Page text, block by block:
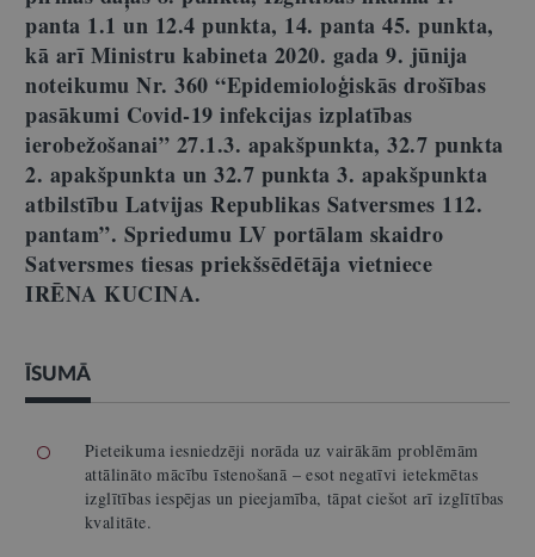
panta 1.1 un 12.4 punkta, 14. panta 45. punkta,
kā arī Ministru kabineta 2020. gada 9. jūnija
noteikumu Nr. 360 “Epidemioloģiskās drošības
pasākumi Covid-19 infekcijas izplatības
ierobežošanai” 27.1.3. apakšpunkta, 32.7 punkta
2. apakšpunkta un 32.7 punkta 3. apakšpunkta
atbilstību Latvijas Republikas Satversmes 112.
pantam”. Spriedumu LV portālam skaidro
Satversmes tiesas priekšsēdētāja vietniece
IRĒNA KUCINA.
ĪSUMĀ
Pieteikuma iesniedzēji norāda uz vairākām problēmām
attālināto mācību īstenošanā – esot negatīvi ietekmētas
izglītības iespējas un pieejamība, tāpat ciešot arī izglītības
kvalitāte.